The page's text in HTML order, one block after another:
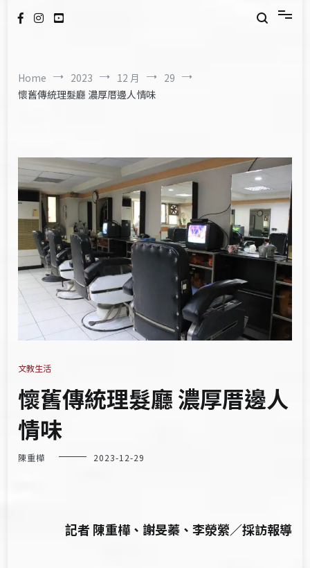
Home 2023 12 月
29
懷舊傳統理髮廳 濃厚厝邊人情味
文教生活
懷舊傳統理髮廳 濃厚厝邊人
情味
陳重樺 2023-12-29
記者 陳重樺、謝旻蓁、李滎縈／採訪報導